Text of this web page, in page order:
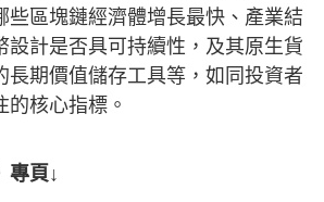
些區塊鏈經濟體增長最快、產業結
設計是否具可持續性，及其原生貨
長期價值儲存工具等，如同投資者
核心指標。
專頁↓